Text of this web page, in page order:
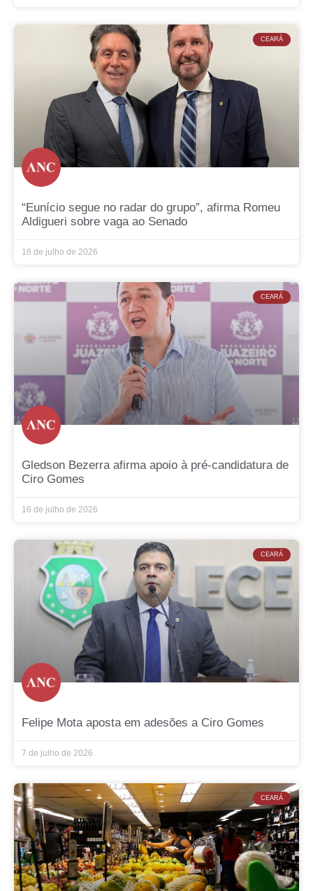
CEARÁ
“Eunício segue no radar do grupo”, afirma Romeu
Aldigueri sobre vaga ao Senado
16 de julho de 2026
CEARÁ
Gledson Bezerra afirma apoio à pré-candidatura de
Ciro Gomes
16 de julho de 2026
CEARÁ
Felipe Mota aposta em adesões a Ciro Gomes
7 de julho de 2026
CEARÁ